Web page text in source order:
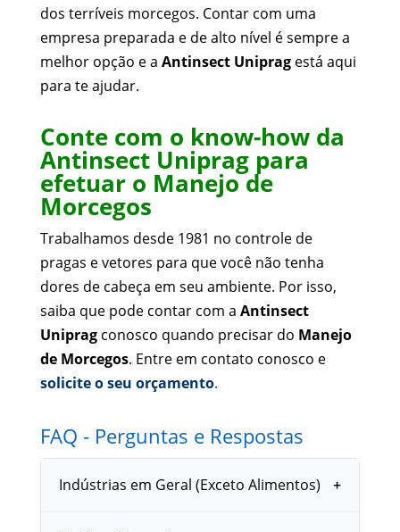
dos terríveis morcegos. Contar com uma
empresa preparada e de alto nível é sempre a
melhor opção e a Antinsect Unipragestá aqui
para te ajudar.
Conte com o know-how da
Antinsect Uniprag para
efetuar o Manejo de
Morcegos
Trabalhamos desde 1981 no controle de
pragas e vetores para que você não tenha
dores de cabeça em seu ambiente. Por isso,
saiba que pode contar com a Antinsect
Unipragconosco quando precisar do Manejo
de Morcegos. Entre em contato conosco e
solicite o seu orçamento.
FAQ - Perguntas e Respostas
Indústrias em Geral (Exceto Alimentos)